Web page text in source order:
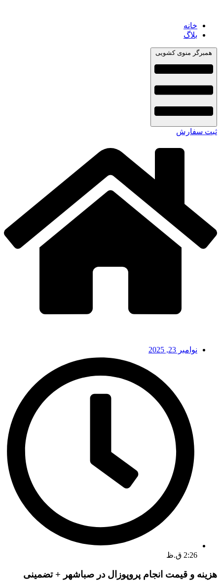
خانه
بلاگ
همبرگر منوی کشویی
ثبت سفارش
نوامبر 23, 2025
2:26 ق.ظ
هزینه و قیمت انجام پروپوزال در صباشهر + تضمینی